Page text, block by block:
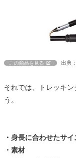
この商品を見る 出典
それでは、トレッキ
う。
・身長に合わせたサイ
・素材